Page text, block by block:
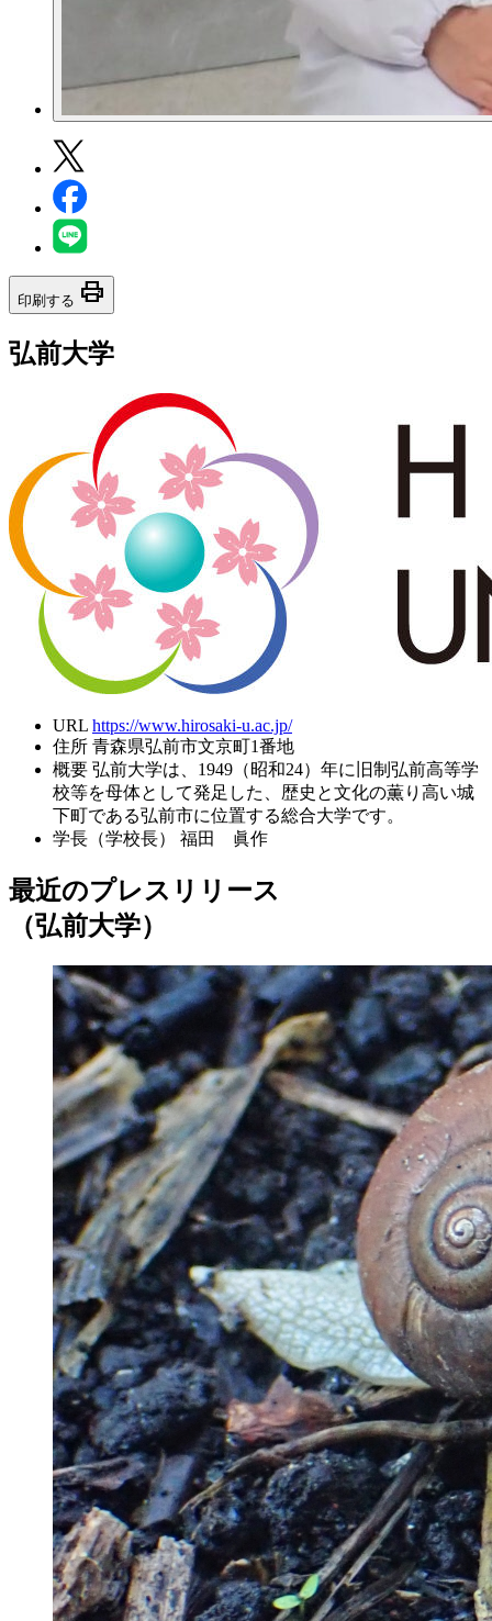
印刷する print
弘前大学
URL https://www.hirosaki-u.ac.jp/
住所 青森県弘前市文京町1番地
概要 弘前大学は、1949（昭和24）年に旧制弘前高等学
校等を母体として発足した、歴史と文化の薫り高い城
下町である弘前市に位置する総合大学です。
学長（学校長）
福田 眞作
最近のプレスリリース
（弘前大学）